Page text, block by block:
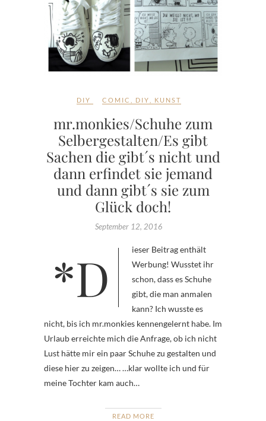
DIY COMIC DIY KUNST
mr.monkies/Schuhe zum
Selbergestalten/Es gibt
Sachen die gibt´s nicht und
dann erfindet sie jemand
und dann gibt´s sie zum
Glück doch!
September 12, 2016
*Dieser Beitrag enthält
Werbung! Wusstet ihr
schon, dass es Schuhe
gibt, die man anmalen
kann? Ich wusste es
nicht, bis ich mr.monkies kennengelernt habe. Im
Urlaub erreichte mich die Anfrage, ob ich nicht
Lust hätte mir ein paar Schuhe zu gestalten und
diese hier zu zeigen… …klar wollte ich und für
meine Tochter kam auch…
READ MORE